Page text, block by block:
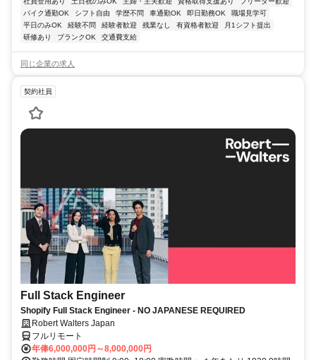
バイク通勤OK
シフト自由 学歴不問 車通勤OK 即日勤務OK
職場見学可
平日のみOK
経験不問 経験者歓迎 残業なし 有資格者歓迎
月1シフト提出
研修あり
ブランクOK 交通費支給
同じ企業の求人
契約社員
Full Stack Engineer
Shopify Full Stack Engineer - NO JAPANESE REQUIRED
Robert Walters Japan
フルリモート
年俸6,000,000円～8,000,000円